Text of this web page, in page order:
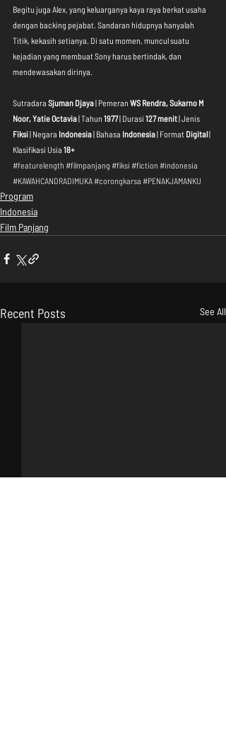
Begitu juga Alex, yang keluarganya kaya raya berkat usaha
dengan backing pejabat. Sandaran hidupnya hanyalah
Titik, kekasih setianya. Di satu momen, muncul suatu
kejadian yang membuat Sony harus bertindak, dan
mendewasakan dirinya.
Sutradara Sjuman Djaya | Pemeran WS Rendra, Sukarno M
Noor, Yatie Octavia | Tahun 1977 | Durasi 127 menit | Jenis
Fiksi | Negara Indonesia | Bahasa Indonesia | Format Digital |
Klasifikasi Usia 18+
#featurelength #filmpanjang #fiksi #fiction #indonesia
#KAWAHCANDRADIMUKA#corongkarsa #PENAKJAMANKU
Program
Indonesia
Film Panjang
Recent Posts See All